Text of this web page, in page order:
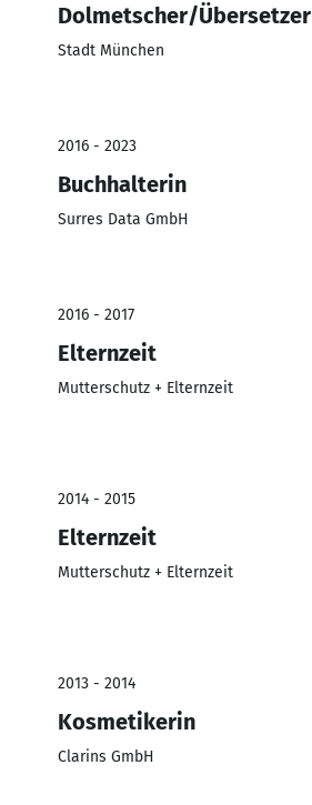
Dolmetscher/Übersetzer
Stadt München
2016 - 2023
Buchhalterin
Surres Data GmbH
2016 - 2017
Elternzeit
Mutterschutz + Elternzeit
2014 - 2015
Elternzeit
Mutterschutz + Elternzeit
2013 - 2014
Kosmetikerin
Clarins GmbH